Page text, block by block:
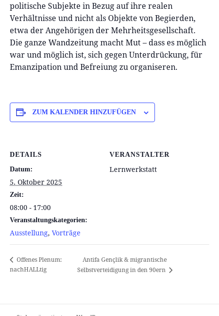
politische Subjekte in Bezug auf ihre realen
Verhältnisse und nicht als Objekte von Begierden,
etwa der Angehörigen der Mehrheitsgesellschaft.
Die ganze Wandzeitung macht Mut – dass es möglich
war und möglich ist, sich gegen Unterdrückung, für
Emanzipation und Befreiung zu organiseren.
ZUM KALENDER HINZUFÜGEN
DETAILS
Datum:
5. Oktober 2025
Zeit:
08:00 - 17:00
Veranstaltungskategorien:
Ausstellung, Vorträge
VERANSTALTER
Lernwerkstatt
Offenes Plenum:
nachHALLtig
Antifa Gençlik & migrantische
Selbstverteidigung in den 90ern